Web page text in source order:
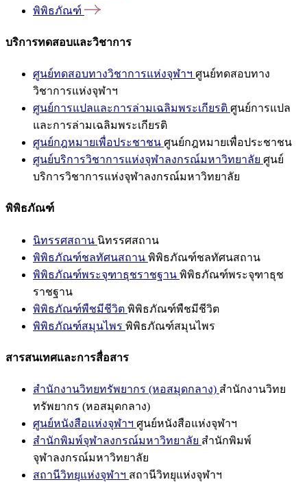
พิพิธภัณฑ์
บริการทดสอบและวิชาการ
ศูนย์ทดสอบทางวิชาการแห่งจุฬาฯ ศูนย์ทดสอบทาง
วิชาการแห่งจุฬาฯ
ศูนย์การแปลและการล่ามเฉลิมพระเกียรติ ศูนย์การแปล
และการล่ามเฉลิมพระเกียรติ
ศูนย์กฎหมายเพื่อประชาชน ศูนย์กฎหมายเพื่อประชาชน
ศูนย์บริการวิชาการแห่งจุฬาลงกรณ์มหาวิทยาลัย ศูนย์
บริการวิชาการแห่งจุฬาลงกรณ์มหาวิทยาลัย
พิพิธภัณฑ์
นิทรรศสถาน นิทรรศสถาน
พิพิธภัณฑ์ชลทัศนสถาน พิพิธภัณฑ์ชลทัศนสถาน
พิพิธภัณฑ์พระจุฑาธุชราชฐาน พิพิธภัณฑ์พระจุฑาธุช
ราชฐาน
พิพิธภัณฑ์พืชมีชีวิต พิพิธภัณฑ์พืชมีชีวิต
พิพิธภัณฑ์สมุนไพร พิพิธภัณฑ์สมุนไพร
สารสนเทศและการสื่อสาร
สำนักงานวิทยทรัพยากร (หอสมุดกลาง) สำนักงานวิทย
ทรัพยากร (หอสมุดกลาง)
ศูนย์หนังสือแห่งจุฬาฯ ศูนย์หนังสือแห่งจุฬาฯ
สำนักพิมพ์จุฬาลงกรณ์มหาวิทยาลัย สำนักพิมพ์
จุฬาลงกรณ์มหาวิทยาลัย
สถานีวิทยุแห่งจุฬาฯ สถานีวิทยุแห่งจุฬาฯ